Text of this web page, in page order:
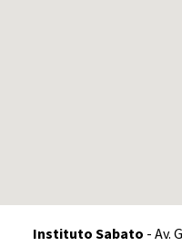
Instituto Sabato - Av.